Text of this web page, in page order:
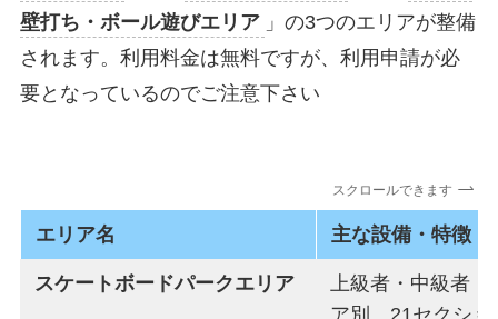
壁打ち・ボール遊びエリア 」の3つのエリアが整備
されます。利用料金は無料ですが、利用申請が必
要となっているのでご注意下さい
スクロールできます
エリア名 主な設備・特徴
スケートボードパークエリア
上級者・中級者
ア別、21セクショ